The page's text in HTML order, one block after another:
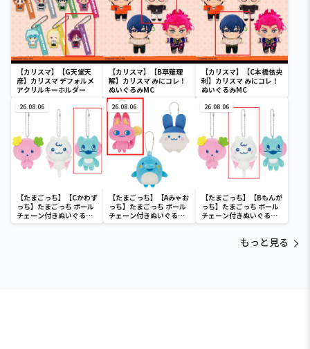
【カリスマ】【G天堂天
彦】カリスマ デフォルメ
アクリルキーホルダー
【カリスマ】【B草薙理
解】カリスマ みにコレ！
ぬいぐるみMC
【カリスマ】【C本橋依央
利】カリスマ みにコレ！
ぬいぐるみMC
26.08.06
【たまごっち】【Cかわず
っち】たまごっち ボール
チェーン付きぬいぐるみ
～Tamagotchi
26.08.06
【たまごっち】【Aみゃお
っち】たまごっち ボール
チェーン付きぬいぐるみ
～Tamagotchi
26.08.06
【たまごっち】【Bもんが
っち】たまごっち ボール
チェーン付きぬいぐるみ
～Tamagotchi
もっと見る